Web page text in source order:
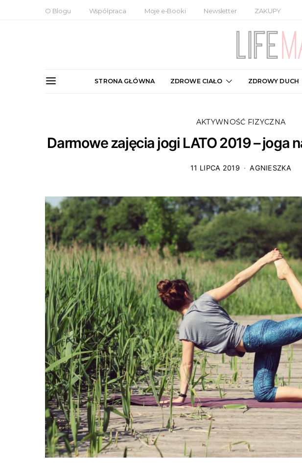
O Blogu Współpraca Moje e-Booki Newsletter ZAKUPY
STRONA GŁÓWNA ZDROWE CIAŁO ZDROWY DUCH
AKTYWNOŚĆ FIZYCZNA
Darmowe zajęcia jogi LATO 2019 – joga
11 LIPCA 2019 AGNIESZKA